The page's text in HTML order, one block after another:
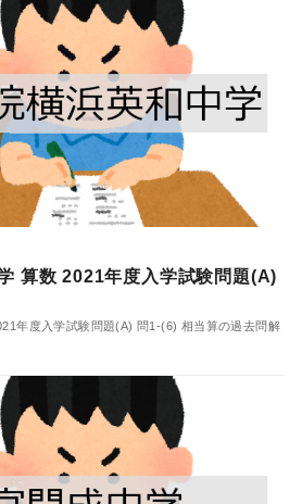
算数 2021年度入学試験問題(A)
年度入学試験問題(A) 問1-(6) 相当算の過去問解